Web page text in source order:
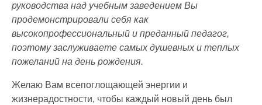
руководства над учебным заведением Вы
продемонстрировали себя как
высокопрофессиональный и преданный педагог,
поэтому заслуживаете самых душевных и теплых
пожеланий на день рождения.
Желаю Вам всепоглощающей энергии и
жизнерадостности, чтобы каждый новый день был